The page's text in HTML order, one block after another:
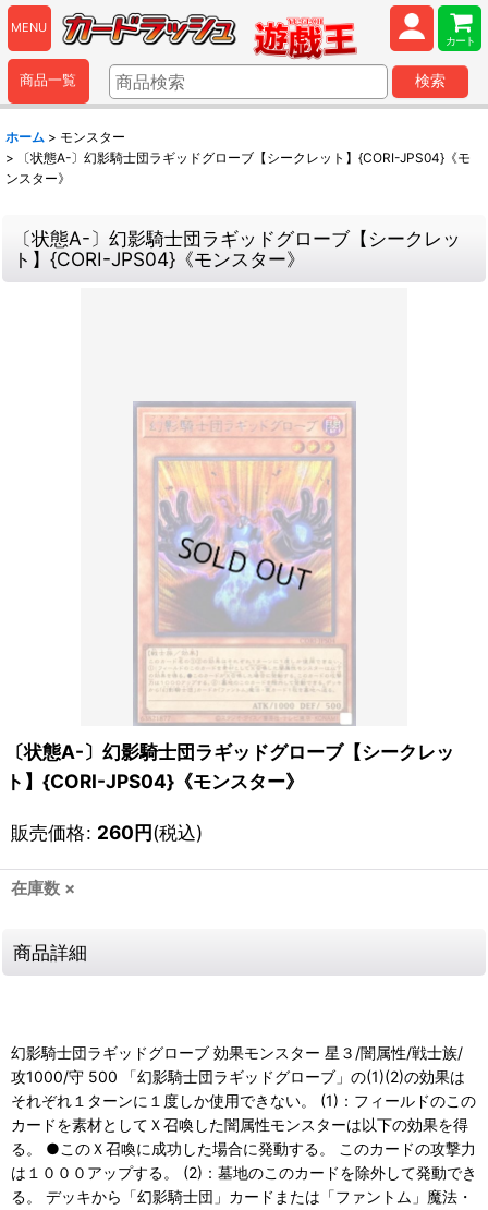
MENU
カート
商品一覧 検索
ホーム > モンスター
>
〔状態A-〕幻影騎士団ラギッドグローブ【シークレット】{CORI-JPS04}《モ
ンスター》
〔状態A-〕幻影騎士団ラギッドグローブ【シークレッ
ト】{CORI-JPS04}《モンスター》
〔状態A-〕幻影騎士団ラギッドグローブ【シークレッ
ト】{CORI-JPS04}《モンスター》
販売価格: 260円(税込)
在庫数 ×
商品詳細
幻影騎士団ラギッドグローブ 効果モンスター 星３/闇属性/戦士族/
攻1000/守 500 「幻影騎士団ラギッドグローブ」の(1)(2)の効果は
それぞれ１ターンに１度しか使用できない。 (1)：フィールドのこの
カードを素材としてＸ召喚した闇属性モンスターは以下の効果を得
る。 ●このＸ召喚に成功した場合に発動する。 このカードの攻撃力
は１０００アップする。 (2)：墓地のこのカードを除外して発動でき
る。 デッキから「幻影騎士団」カードまたは「ファントム」魔法・